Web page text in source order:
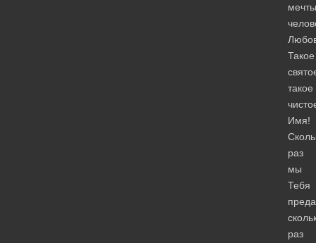
мечты
Такое
такое
Имя!
раз
мы
Тебя
раз